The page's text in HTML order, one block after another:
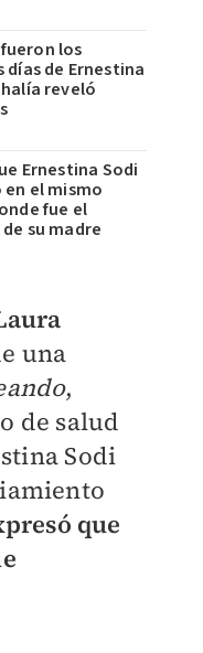
los
días de Ernestina
reveló
Ernestina Sodi
en el mismo
fue el
su madre
una
,
de salud
Sodi
que